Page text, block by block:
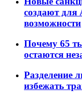
создают для
возможности
Почему 65
остаются
Разделение
избежать